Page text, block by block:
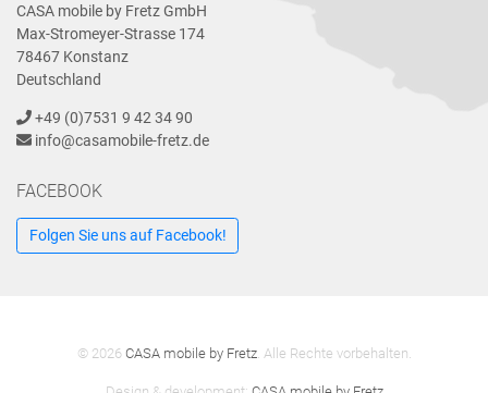
CASA mobile by Fretz GmbH
Max-Stromeyer-Strasse 174
78467 Konstanz
Deutschland
+49 (0)7531 9 42 34 90
info@casamobile-fretz.de
FACEBOOK
Folgen Sie uns auf Facebook!
© 2026 CASA mobile by Fretz. Alle Rechte vorbehalten.